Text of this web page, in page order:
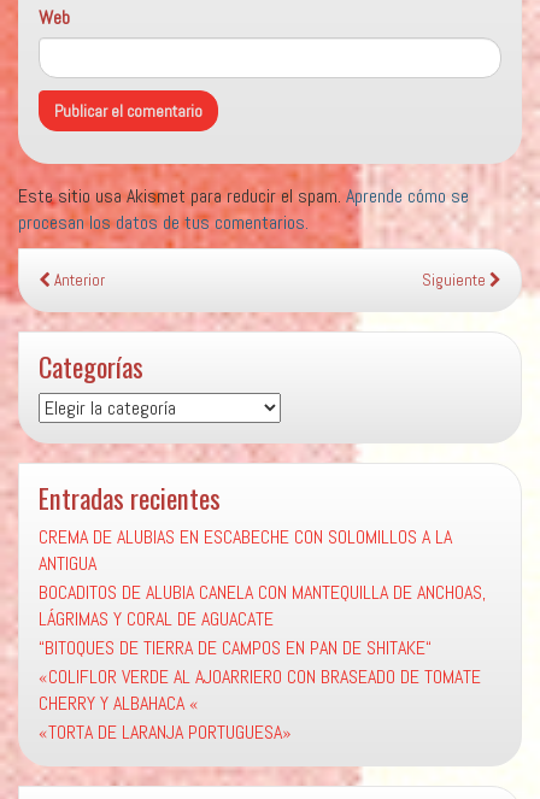
Web
Este sitio usa Akismet para reducir el spam. Aprende cómo se
procesan los datos de tus comentarios.
Anterior Siguiente
Categorías
Categorías
Entradas recientes
CREMA DE ALUBIAS EN ESCABECHE CON SOLOMILLOS A LA
ANTIGUA
BOCADITOS DE ALUBIA CANELA CON MANTEQUILLA DE ANCHOAS,
LÁGRIMAS Y CORAL DE AGUACATE
“BITOQUES DE TIERRA DE CAMPOS EN PAN DE SHITAKE“
«COLIFLOR VERDE AL AJOARRIERO CON BRASEADO DE TOMATE
CHERRY Y ALBAHACA «
«TORTA DE LARANJA PORTUGUESA»